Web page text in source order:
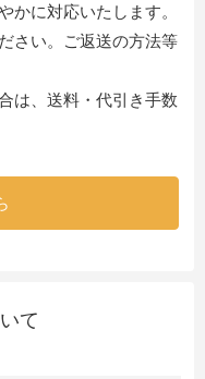
かに対応いたします。
さい。ご返送の方法等
は、送料・代引き手数
て